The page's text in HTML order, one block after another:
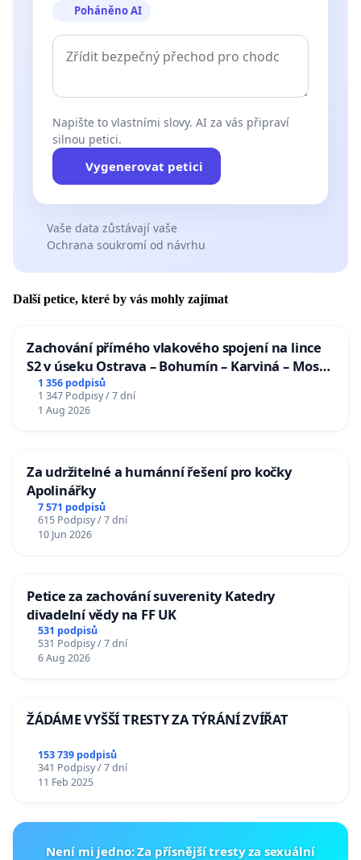
Poháněno AI
Napište to vlastními slovy. AI za vás připraví
silnou petici.
Vygenerovat petici
Vaše data zůstávají vaše
Ochrana soukromí od návrhu
Další petice, které by vás mohly zajímat
Zachování přímého vlakového spojení na lince
S2 v úseku Ostrava – Bohumín – Karviná – Mosty
u Jablunkova
1 356 podpisů
1 347 Podpisy / 7 dní
1 Aug 2026
Za udržitelné a humánní řešení pro kočky
Apolinářky
7 571 podpisů
615 Podpisy / 7 dní
10 Jun 2026
Petice za zachování suverenity Katedry
divadelní vědy na FF UK
531 podpisů
531 Podpisy / 7 dní
6 Aug 2026
ŽÁDÁME VYŠŠÍ TRESTY ZA TÝRÁNÍ ZVÍŘAT
153 739 podpisů
341 Podpisy / 7 dní
11 Feb 2025
Není mi jedno: Za přísnější tresty za sexuální